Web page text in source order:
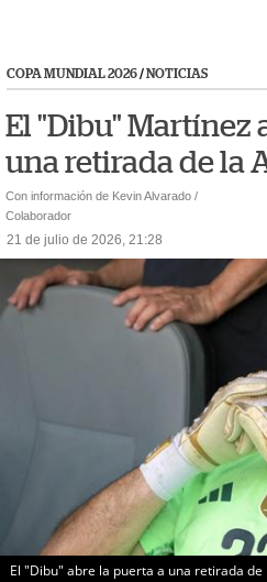
COPA MUNDIAL 2026/NOTICIAS
El "Dibu" Martínez
una retirada de la
Con información de Kevin Alvarado /
Colaborador
21 de julio de 2026, 21:28
El "Dibu" abre la puerta a una retirada de